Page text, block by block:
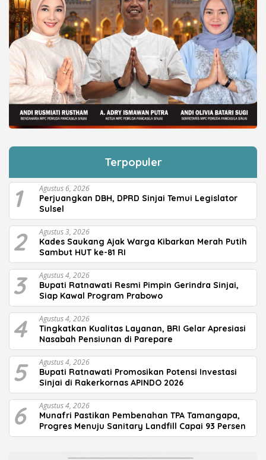
Terpopuler
1 Agustus 6, 2026
Perjuangkan DBH, DPRD Sinjai Temui Legislator
Sulsel
2 Agustus 3, 2026
Kades Saukang Ajak Warga Kibarkan Merah Putih
Sambut HUT ke-81 RI
3 Agustus 4, 2026
Bupati Ratnawati Resmi Pimpin Gerindra Sinjai,
Siap Kawal Program Prabowo
4 Agustus 4, 2026
Tingkatkan Kualitas Layanan, BRI Gelar Apresiasi
Nasabah Pensiunan di Parepare
5 Agustus 4, 2026
Bupati Ratnawati Promosikan Potensi Investasi
Sinjai di Rakerkornas APINDO 2026
6 Agustus 4, 2026
Munafri Pastikan Pembenahan TPA Tamangapa,
Progres Menuju Sanitary Landfill Capai 93 Persen